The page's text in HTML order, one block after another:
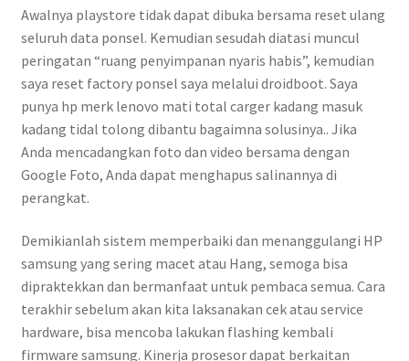
Awalnya playstore tidak dapat dibuka bersama reset ulang
seluruh data ponsel. Kemudian sesudah diatasi muncul
peringatan “ruang penyimpanan nyaris habis”, kemudian
saya reset factory ponsel saya melalui droidboot. Saya
punya hp merk lenovo mati total carger kadang masuk
kadang tidal tolong dibantu bagaimna solusinya.. Jika
Anda mencadangkan foto dan video bersama dengan
Google Foto, Anda dapat menghapus salinannya di
perangkat.
Demikianlah sistem memperbaiki dan menanggulangi HP
samsung yang sering macet atau Hang, semoga bisa
dipraktekkan dan bermanfaat untuk pembaca semua. Cara
terakhir sebelum akan kita laksanakan cek atau service
hardware, bisa mencoba lakukan flashing kembali
firmware samsung. Kinerja prosesor dapat berkaitan